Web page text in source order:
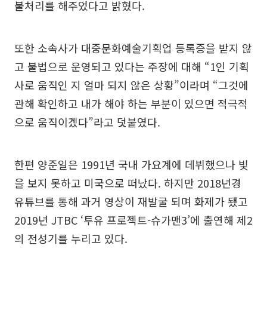
불처리를 해주었다고 밝혔다.
또한 소속사가 대중문화예술기획업 등록증을 받지 않
고 불법으로 운영되고 있다는 주장에 대해 “1인 기획
사로 움직인 지 얼마 되지 않은 상황”이라며 “그것에
관해 확인하고 내가 해야 하는 부분이 있으면 적극적
으로 움직이겠다”라고 덧붙였다.
한편 양준일은 1991년 국내 가요계에 데뷔했으나 빛
을 보지 못하고 미국으로 떠났다. 하지만 2018년경
유튜브를 통해 과거 영상이 재발굴 되며 화제가 됐고
2019년 JTBC ‘투유 프로젝트-슈가맨3’에 출연해 제2
의 전성기를 누리고 있다.